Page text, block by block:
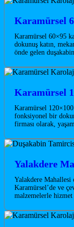
Karamürsel
Karamürsel 60×95
dokunuş katın,
önde gelen
Karamürsel
Karamürsel
fonksiyonel bir
firması olarak,
Yalakdere
Yalakdere Mahallesi
Karamürsel’de ve
malzemelerle